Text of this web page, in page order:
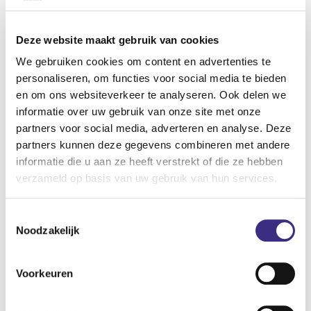
Deze website maakt gebruik van cookies
We gebruiken cookies om content en advertenties te
personaliseren, om functies voor social media te bieden
en om ons websiteverkeer te analyseren. Ook delen we
informatie over uw gebruik van onze site met onze
partners voor social media, adverteren en analyse. Deze
partners kunnen deze gegevens combineren met andere
informatie die u aan ze heeft verstrekt of die ze hebben
verzameld op basis van uw gebruik van hun services.
Noodzakelijk
Voorkeuren
te zijn dan weten ze waar ze aan toe zijn. Ook signalen
non-verbale communicatie is. Er is bijvoorbeeld een cliënt
die aan zijn gezicht begint te kriebelen. Dan weet ik dat er
iets speelt.’
Afstudeeronderzoek
‘Dit jaar ben ik aan het afstuderen. Hiervoor ga ik één keer
per week naar school. Daarnaast heb ik van het
vrijwilligers en mantelzorgers kunnen betrekken om de
mensen en hoe communiceren wij met hen? Het is een